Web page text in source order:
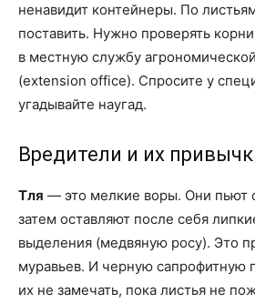
ненавидит контейнеры. По
поставить. Нужно проверять
в местную службу
(extension office). Спросите у
угадывайте наугад.
Вредители и их
Тля — это мелкие воры. Они пьют
затем оставляют после себя
выделения (медвяную росу). Это
муравьев. И черную сапрофитную
их не замечать, пока листья не